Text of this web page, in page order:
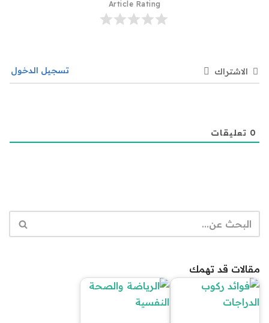
Article Rating
الاشتراك تسجيل الدخول
0 تعليقات
مقالات قد تهمك